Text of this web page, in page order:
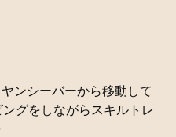
ンシーバーから移動して
グをしながらスキルトレ